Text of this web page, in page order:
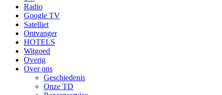
Radio
Google TV
Satelliet
Ontvanger
HOTELS
Witgoed
Overig
Over ons
Geschiedenis
Onze TD